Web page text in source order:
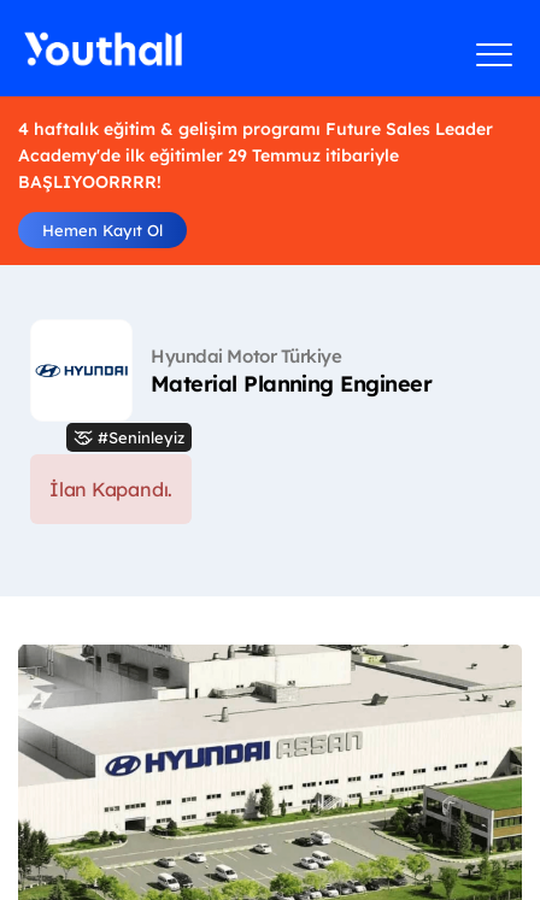
4 haftalık eğitim & gelişim programı Future Sales Leader
Academy'de ilk eğitimler 29 Temmuz itibariyle
BAŞLIYOORRRR!
Hemen Kayıt Ol
Hyundai Motor Türkiye
Material Planning Engineer
#Seninleyiz
İlan Kapandı.